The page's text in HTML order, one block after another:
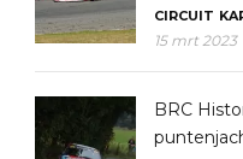
CIRCUIT
15 mrt 2023
BRC